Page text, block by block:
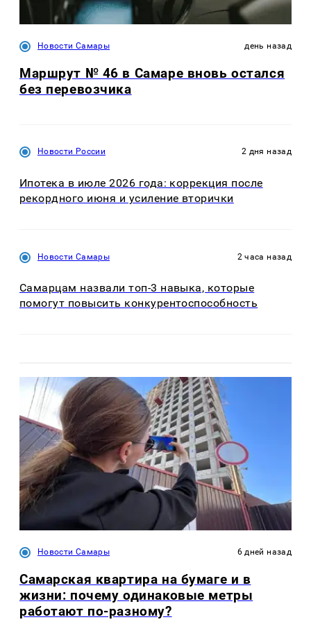
Новости Самары день назад
Маршрут № 46 в Самаре вновь остался
без перевозчика
Новости России 2 дня назад
Ипотека в июле 2026 года: коррекция после
рекордного июня и усиление вторички
Новости Самары 2 часа назад
Самарцам назвали топ-3 навыка, которые
помогут повысить конкурентоспособность
Новости Самары 6 дней назад
Самарская квартира на бумаге и в
жизни: почему одинаковые метры
работают по-разному?